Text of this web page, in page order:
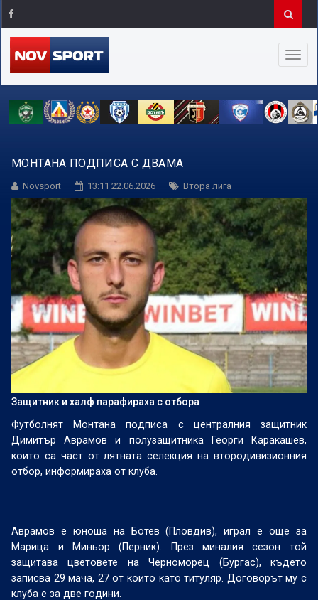
МОНТАНА ПОДПИСА С ДВАМА
Novsport 13:11 22.06.2026 Втора лига
Защитник и халф парафираха с отбора
Футболнят Монтана подписа с централния защитник
Димитър Аврамов и полузащитника Георги Каракашев,
които са част от лятната селекция на втородивизионния
отбор, информираха от клуба.
Аврамов е юноша на Ботев (Пловдив), играл е още за
Марица и Миньор (Перник). През миналия сезон той
защитава цветовете на Черноморец (Бургас), където
записва 29 мача, 27 от които като титуляр. Договорът му с
клуба е за две години.